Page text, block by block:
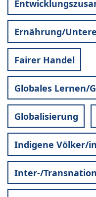
Ernährung/
Fairer Handel
Globales Lernen/
Globalisierung
Indigene Völker/
Inter-/